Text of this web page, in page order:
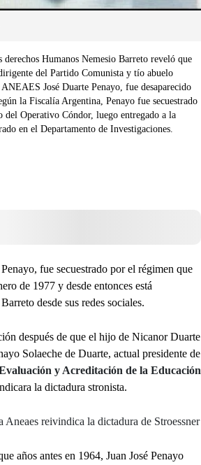
Humanos Nemesio Barreto reveló que
del Partido Comunista y tío abuelo
José Duarte Penayo, fue desaparecido
la Fiscalía Argentina, Penayo fue secuestrado
del Operativo Cóndor, luego entregado a la
en el Departamento de Investigaciones.
fue secuestrado por el régimen que
de 1977 y desde entonces está
desde sus redes sociales.
después de que el hijo de Nicanor Duarte
Solaeche de Duarte, actual presidente de
y Acreditación de la Educación
la dictadura stronista.
Aneaes reivindica la dictadura de Stroessner
años antes en 1964, Juan José Penayo